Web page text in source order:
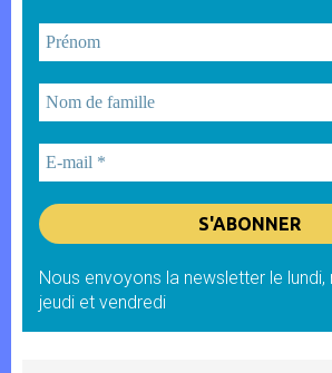
Nous envoyons la newsletter le lundi,
jeudi et vendredi